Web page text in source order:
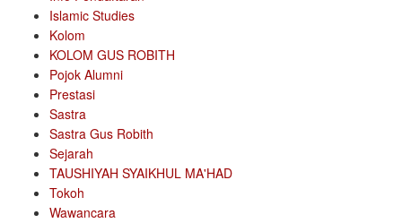
Islamic Studies
Kolom
KOLOM GUS ROBITH
Pojok Alumni
Prestasi
Sastra
Sastra Gus Robith
Sejarah
TAUSHIYAH SYAIKHUL MA'HAD
Tokoh
Wawancara